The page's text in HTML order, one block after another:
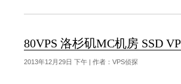
80VPS 洛杉矶MC机房 SSD
2013年12月29日 下午 | 作者：VPS侦探